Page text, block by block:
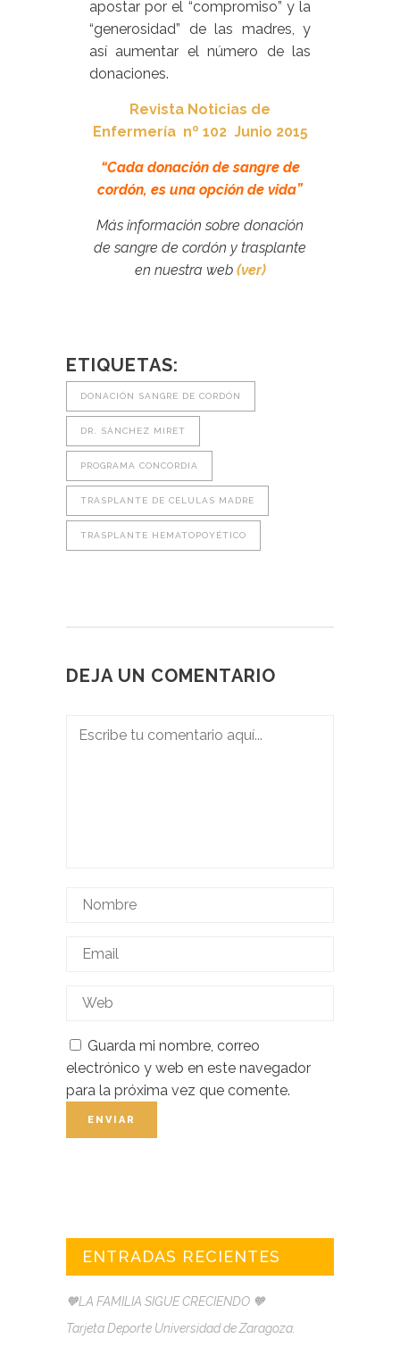
apostar por el “compromiso” y la
“generosidad” de las madres, y
así aumentar el número de las
donaciones.
Revista Noticias de
Enfermería nº 102 Junio 2015
“Cada donación de sangre de
cordón, es una opción de vida”
Más información sobre donación
de sangre de cordón y trasplante
en nuestra web (ver)
ETIQUETAS:
DONACIÓN SANGRE DE CORDÓN
DR. SÁNCHEZ MIRET
PROGRAMA CONCORDIA
TRASPLANTE DE CÉLULAS MADRE
TRASPLANTE HEMATOPOYÉTICO
DEJA UN COMENTARIO
Guarda mi nombre, correo
electrónico y web en este navegador
para la próxima vez que comente.
ENTRADAS RECIENTES
🧡LA FAMILIA SIGUE CRECIENDO 🧡
Tarjeta Deporte Universidad de Zaragoza.